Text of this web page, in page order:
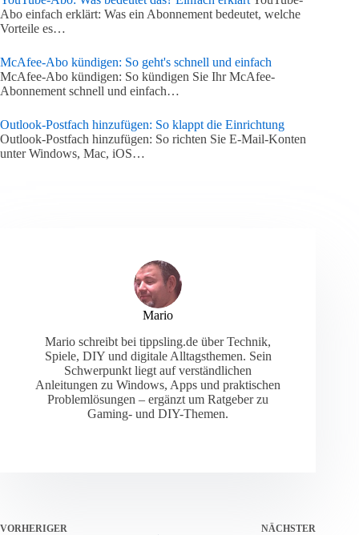
Abo einfach erklärt: Was ein Abonnement bedeutet, welche
Vorteile es…
McAfee-Abo kündigen: So geht's schnell und einfach
McAfee-Abo kündigen: So kündigen Sie Ihr McAfee-
Abonnement schnell und einfach…
Outlook-Postfach hinzufügen: So klappt die Einrichtung
Outlook-Postfach hinzufügen: So richten Sie E-Mail-Konten
unter Windows, Mac, iOS…
Mario
Mario schreibt bei tippsling.de über Technik,
Spiele, DIY und digitale Alltagsthemen. Sein
Schwerpunkt liegt auf verständlichen
Anleitungen zu Windows, Apps und praktischen
Problemlösungen – ergänzt um Ratgeber zu
Gaming- und DIY-Themen.
VORHERIGER NÄCHSTER